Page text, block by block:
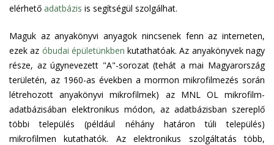
elérhető adatbázis is segítségül szolgálhat.
Maguk az anyakönyvi anyagok nincsenek fenn az interneten,
ezek az óbudai épületünkben kutathatóak. Az anyakönyvek nagy
része, az úgynevezett "A"-sorozat (tehát a mai Magyarország
területén, az 1960-as években a mormon mikrofilmezés során
létrehozott anyakönyvi mikrofilmek) az MNL OL mikrofilm-
adatbázisában elektronikus módon, az adatbázisban szereplő
többi település (például néhány határon túli település)
mikrofilmen kutathatók. Az elektronikus szolgáltatás több,